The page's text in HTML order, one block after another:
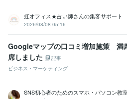
流で切り拓く新時代の働き方: デュアリー
資格・検定
情報処理技術者（応用情報技術者）
情報処理技術者（基本情報技術者）
プログラミング言語・フレームワーク
虹オフィス★占い師さんの集客サポート
2026/08/08 05:16
Googleマップの口コミ増加施策 満
席しました
記事
ビジネス・マーケティング
SNS初心者のためのスマホ・パソコン教